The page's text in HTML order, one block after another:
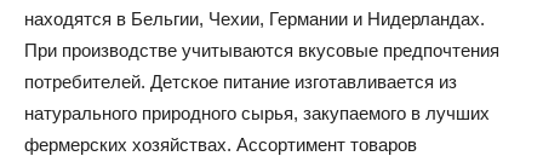
находятся в Бельгии, Чехии, Германии и Нидерландах.
При производстве учитываются вкусовые предпочтения
потребителей. Детское питание изготавливается из
натурального природного сырья, закупаемого в лучших
фермерских хозяйствах. Ассортимент товаров